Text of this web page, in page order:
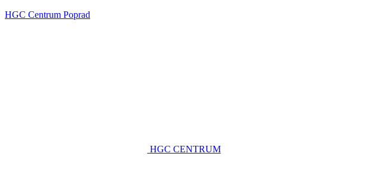
HGC Centrum Poprad
HGC CENTRUM